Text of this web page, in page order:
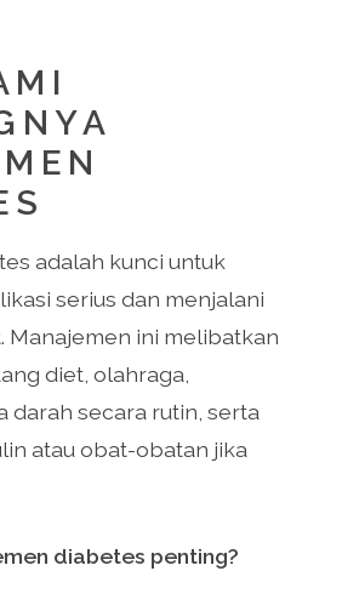
adalah kunci untuk
serius dan menjalani
Manajemen ini melibatkan
diet, olahraga,
darah secara rutin, serta
atau obat-obatan jika
diabetes penting?